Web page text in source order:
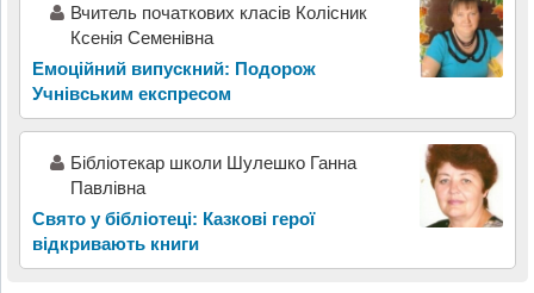
Вчитель початкових класів Колісник
Ксенія Семенівна
Емоційний випускний: Подорож
Учнівським експресом
Бібліотекар школи Шулешко Ганна
Павлівна
Свято у бібліотеці: Казкові герої
відкривають книги